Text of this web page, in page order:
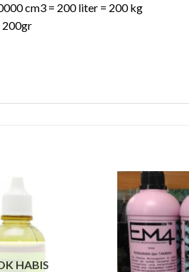
cm3 = 200 liter = 200 kg
200gr
HABIS